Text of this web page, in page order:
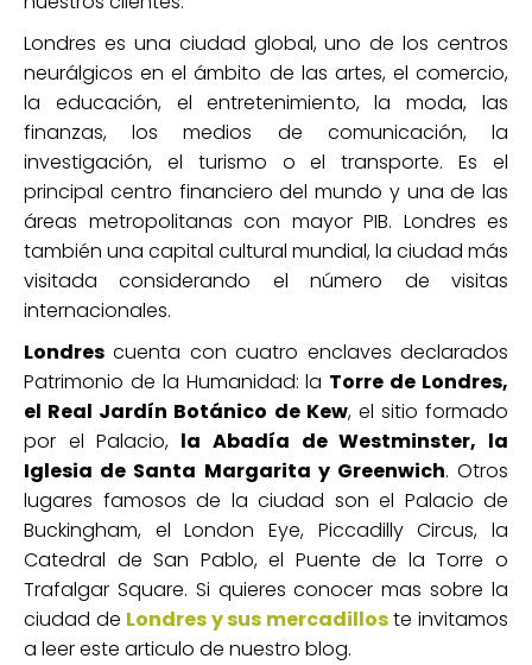
Londres es una ciudad global, uno de los centros
neurálgicos en el ámbito de las artes, el comercio,
la educación, el entretenimiento, la moda, las
finanzas, los medios de comunicación, la
investigación, el turismo o el transporte.​ Es el
principal centro financiero del mundo y una de las
áreas metropolitanas con mayor PIB. Londres es
también una capital cultural mundial, la ciudad más
visitada considerando el número de visitas
internacionales.
Londres cuenta con cuatro enclaves declarados
Patrimonio de la Humanidad: la Torre de Londres,
el Real Jardín Botánico de Kew, el sitio formado
por el Palacio, la Abadía de Westminster, la
Iglesia de Santa Margarita y Greenwich. Otros
lugares famosos de la ciudad son el Palacio de
Buckingham, el London Eye, Piccadilly Circus, la
Catedral de San Pablo, el Puente de la Torre o
Trafalgar Square. Si quieres conocer mas sobre la
ciudad de Londres y sus mercadilloste invitamos
a leer este articulo de nuestro blog.